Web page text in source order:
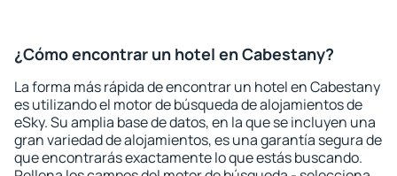
¿Cómo encontrar un hotel en Cabestany?
La forma más rápida de encontrar un hotel en Cabestany
es utilizando el motor de búsqueda de alojamientos de
eSky. Su amplia base de datos, en la que se incluyen una
gran variedad de alojamientos, es una garantía segura de
que encontrarás exactamente lo que estás buscando.